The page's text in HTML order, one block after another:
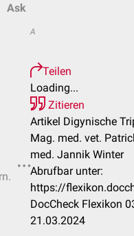
Ask
A
Teilen
Loading...
Zitieren
Artikel Digynische
Mag. med. vet.
med. Jannik Winter
Abrufbar unter:
https://
DocCheck Flexikon
21.03.2024